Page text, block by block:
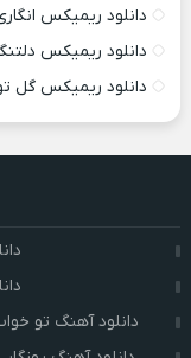
دانلود ریمیکس
دانلود ریمیکس
دانلود ریمیکس گل
دانلود آهنگ تو